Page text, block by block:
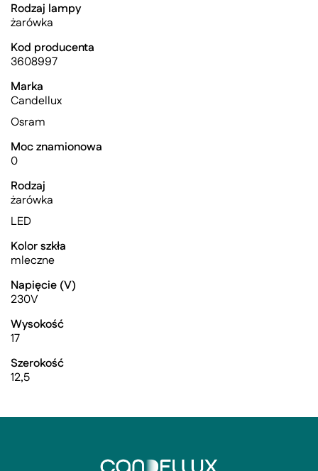
Rodzaj lampy
żarówka
Kod producenta
3608997
Marka
Candellux
Osram
Moc znamionowa
0
Rodzaj
żarówka
LED
Kolor szkła
mleczne
Napięcie (V)
230V
Wysokość
17
Szerokość
12,5